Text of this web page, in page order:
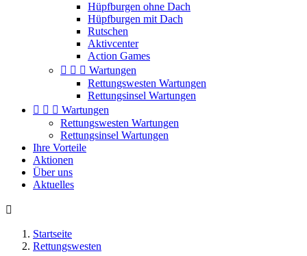
Hüpfburgen ohne Dach
Hüpfburgen mit Dach
Rutschen
Aktivcenter
Action Games
   Wartungen
Rettungswesten Wartungen
Rettungsinsel Wartungen
   Wartungen
Rettungswesten Wartungen
Rettungsinsel Wartungen
Ihre Vorteile
Aktionen
Über uns
Aktuelles

Startseite
Rettungswesten